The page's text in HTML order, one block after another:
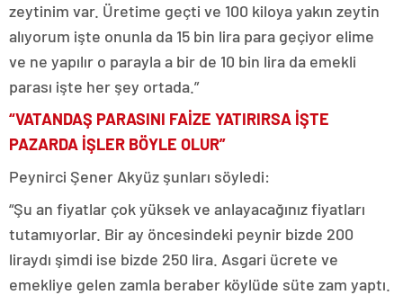
zeytinim var. Üretime geçti ve 100 kiloya yakın zeytin
alıyorum işte onunla da 15 bin lira para geçiyor elime
ve ne yapılır o parayla a bir de 10 bin lira da emekli
parası işte her şey ortada.”
“VATANDAŞ PARASINI FAİZE YATIRIRSA İŞTE
PAZARDA İŞLER BÖYLE OLUR”
Peynirci Şener Akyüz şunları söyledi:
“Şu an fiyatlar çok yüksek ve anlayacağınız fiyatları
tutamıyorlar. Bir ay öncesindeki peynir bizde 200
liraydı şimdi ise bizde 250 lira. Asgari ücrete ve
emekliye gelen zamla beraber köylüde süte zam yaptı.